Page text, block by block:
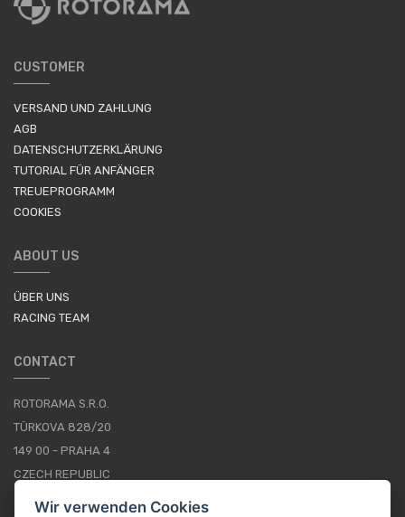
CUSTOMER
VERSAND UND ZAHLUNG
AGB
DATENSCHUTZERKLÄRUNG
TUTORIAL FÜR ANFÄNGER
TREUEPROGRAMM
COOKIES
ABOUT US
ÜBER UNS
RACING TEAM
CONTACT
ROTORAMA S.R.O.
TÜRKOVA 828/20
149 00 - PRAHA 4
CZECH REPUBLIC
+420 252 252 098
Wir verwenden Cookies